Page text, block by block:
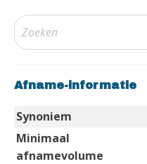
Afname-informatie
Synoniem
Minimaal
afnamevolume